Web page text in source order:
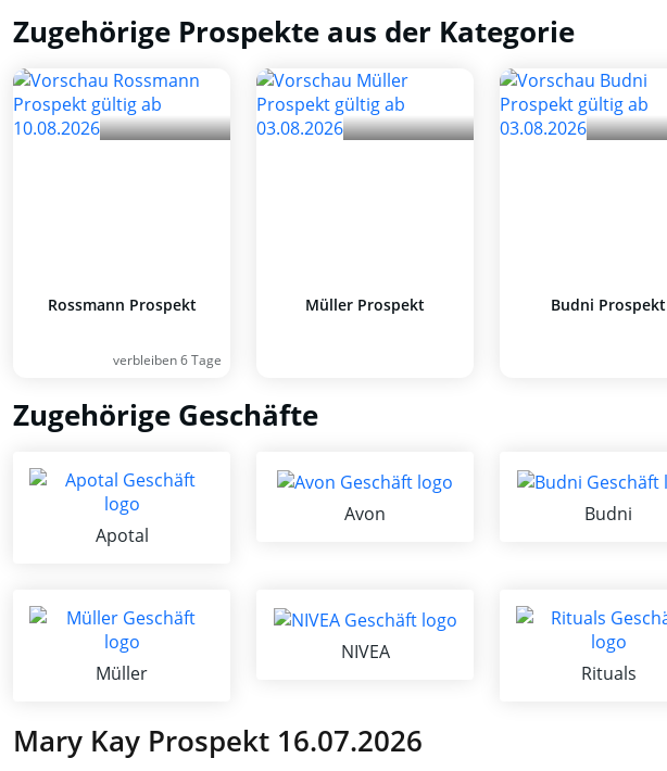
Zugehörige Prospekte aus der Kategorie
Rossmann Prospekt
verbleiben 6 Tage
Müller Prospekt Budni Prospekt
Zugehörige Geschäfte
Apotal
Avon
Budni
Müller
NIVEA
Rituals
Mary Kay Prospekt 16.07.2026